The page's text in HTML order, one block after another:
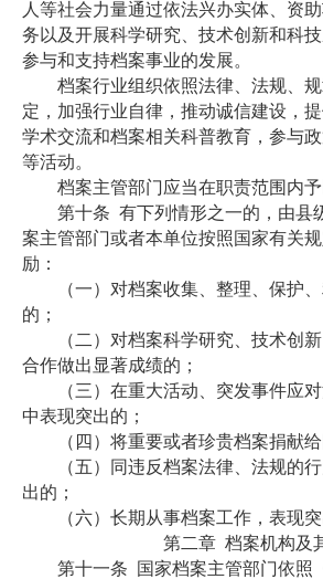
人等社会力量通过依法兴办实体、资
务以及开展科学研究、技术创新和科技
参与和支持档案事业的发展。
档案行业组织依照法律、法规、
定，加强行业自律，推动诚信建设，
学术交流和档案相关科普教育，参与
等活动。
档案主管部门应当在职责范围内予
第十条 有下列情形之一的，由县
案主管部门或者本单位按照国家有关
励：
（一）对档案收集、整理、保护
的；
（二）对档案科学研究、技术创
合作做出显著成绩的；
（三）在重大活动、突发事件应
中表现突出的；
（四）将重要或者珍贵档案捐献给
（五）同违反档案法律、法规的
出的；
（六）长期从事档案工作，表现突
第二章 档案机构及
第十一条
国家档案主管部门依照